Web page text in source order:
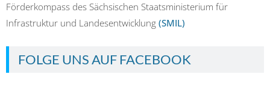
Förderkompass des Sächsischen Staatsministerium für
Infrastruktur und Landesentwicklung (SMIL)
FOLGE UNS AUF FACEBOOK